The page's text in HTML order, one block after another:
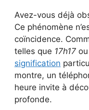
Avez-vous déjà
Ce phénomène
coïncidence.
telles que 17h17 ou
signification
montre, un
heure invite à
profonde.